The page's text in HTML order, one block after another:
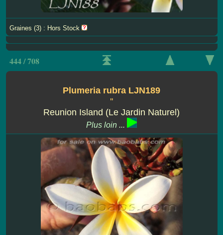
Graines (3) : Hors Stock
444 / 708
Plumeria rubra LJN189
''
Reunion Island (Le Jardin Naturel)
Plus loin ...